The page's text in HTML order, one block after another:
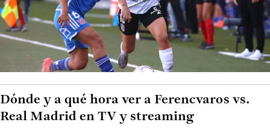
Dónde y a qué hora ver a Ferencvaros vs.
Real Madrid en TV y streaming